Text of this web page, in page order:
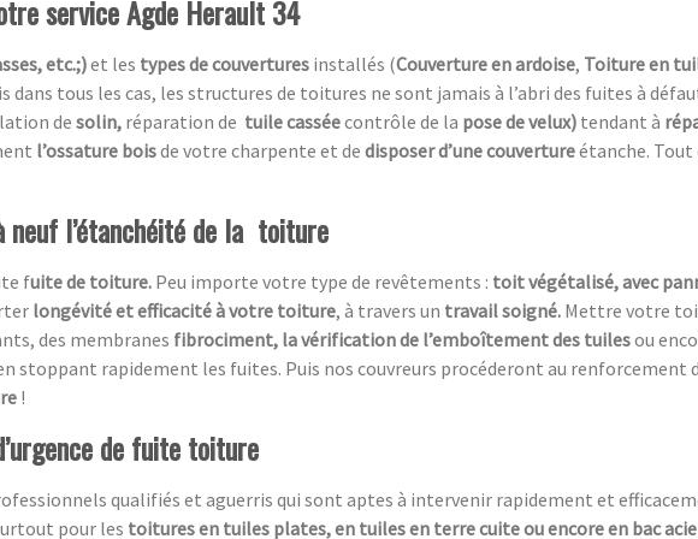
service Agde Herault 34
etc.;)et les types de couvertures installés (Couverture en ardoise, Toiture en
dans tous les cas, les structures de toitures ne sont jamais à l’abri des fuites à
de solin, réparation de tuile casséecontrôle de la pose de velux) tendant à
l’ossature boisde votre charpente et de disposer d’une couvertureétanche. Tout
l’étanchéité de la toiture
fuite de toiture. Peu importe votre type de revêtements : toit végétalisé, avec
longévité et efficacité à votre toiture, à travers un travail soigné. Mettre votre
des membranes fibrociment, la vérification de l’emboîtement des tuilesou
rapidement les fuites. Puis nos couvreurs procéderont au renforcement
!
de fuite toiture
qualifiés et aguerris qui sont aptes à intervenir rapidement et
pour les toitures en tuiles plates, en tuiles en terre cuite ou encore en bac